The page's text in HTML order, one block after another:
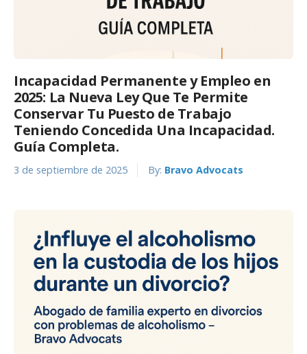
Incapacidad Permanente y Empleo en
2025: La Nueva Ley Que Te Permite
Conservar Tu Puesto de Trabajo
Teniendo Concedida Una Incapacidad.
Guía Completa.
3 de septiembre de 2025 By: Bravo Advocats